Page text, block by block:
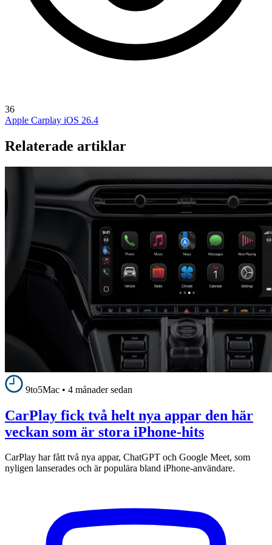
36
Apple Carplay iOS 26.4
Relaterade artiklar
9to5Mac • 4 månader sedan
CarPlay fick två helt nya appar den här
veckan som är stora iPhone-hits
CarPlay har fått två nya appar, ChatGPT och Google Meet, som
nyligen lanserades och är populära bland iPhone-användare.